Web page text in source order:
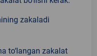
zakaladi
to‘langan zakalat